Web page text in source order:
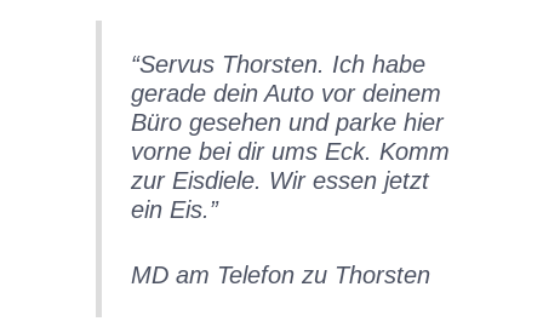
“Servus Thorsten. Ich habe
gerade dein Auto vor deinem
Büro gesehen und parke hier
vorne bei dir ums Eck. Komm
zur Eisdiele. Wir essen jetzt
ein Eis.”
MD am Telefon zu Thorsten